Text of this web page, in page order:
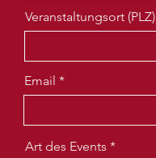
Veranstaltungsort (PLZ)
Email
Art des Events